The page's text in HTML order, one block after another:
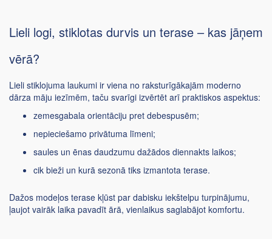
Lieli logi, stiklotas durvis un terase – kas jāņem
vērā?
Lieli stiklojuma laukumi ir viena no raksturīgākajām moderno
dārza māju iezīmēm, taču svarīgi izvērtēt arī praktiskos aspektus:
zemesgabala orientāciju pret debespusēm;
nepieciešamo privātuma līmeni;
saules un ēnas daudzumu dažādos diennakts laikos;
cik bieži un kurā sezonā tiks izmantota terase.
Dažos modeļos terase kļūst par dabisku iekštelpu turpinājumu,
ļaujot vairāk laika pavadīt ārā, vienlaikus saglabājot komfortu.